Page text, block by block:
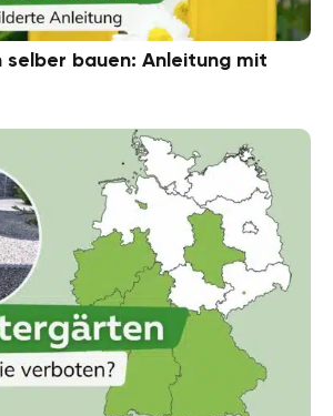
selber bauen: Anleitung mit